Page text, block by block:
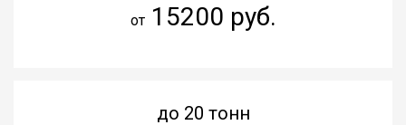
от15200 руб.
до 20 тонн